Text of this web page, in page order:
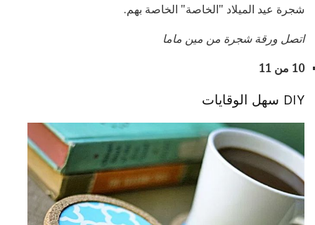
شجرة عيد الميلاد "الخاصة" الخاصة بهم.
اتصل ورقة شجرة من مين ماما
10 من 11
DIY سهل الوقايات